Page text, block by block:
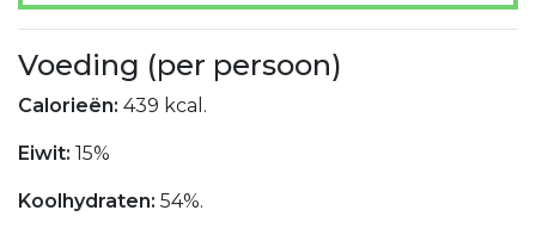
Voeding (per persoon)
Calorieën: 439 kcal.
Eiwit: 15%
Koolhydraten: 54%.